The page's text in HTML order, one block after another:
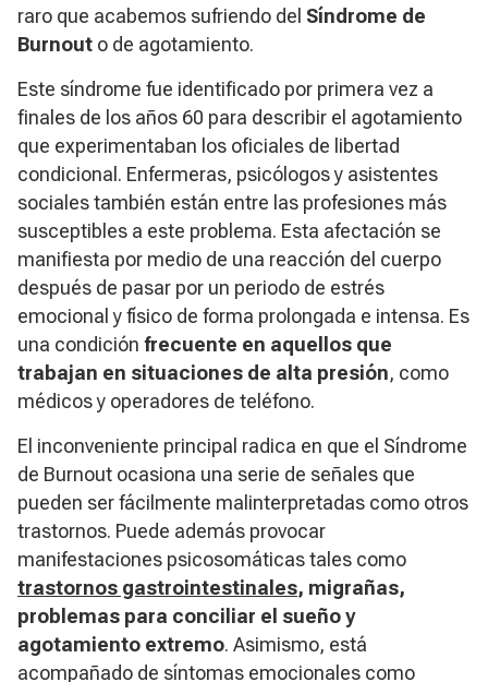
raro que acabemos sufriendo del Síndrome de
Burnout o de agotamiento.
Este síndrome fue identificado por primera vez a
finales de los años 60 para describir el agotamiento
que experimentaban los oficiales de libertad
condicional. Enfermeras, psicólogos y asistentes
sociales también están entre las profesiones más
susceptibles a este problema. Esta afectación se
manifiesta por medio de una reacción del cuerpo
después de pasar por un periodo de estrés
emocional y físico de forma prolongada e intensa. Es
una condición frecuente en aquellos que
trabajan en situaciones de alta presión, como
médicos y operadores de teléfono.
El inconveniente principal radica en que el Síndrome
de Burnout ocasiona una serie de señales que
pueden ser fácilmente malinterpretadas como otros
trastornos. Puede además provocar
manifestaciones psicosomáticas tales como
trastornos gastrointestinales, migrañas,
problemas para conciliar el sueño y
agotamiento extremo. Asimismo, está
acompañado de síntomas emocionales como